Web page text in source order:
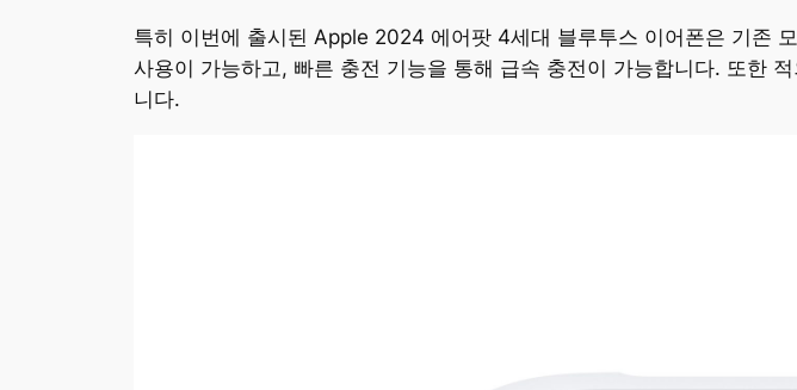
특히 이번에 출시된 Apple 2024 에어팟 4세대 블루투스 이어폰은 기존
사용이 가능하고, 빠른 충전 기능을 통해 급속 충전이 가능합니다. 또한
니다.